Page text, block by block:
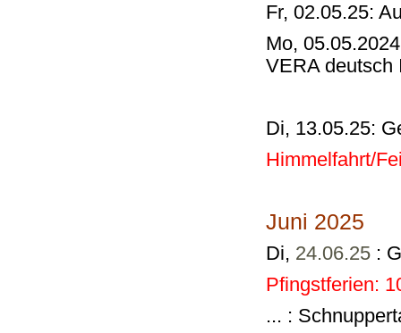
Fr, 02.05.25:
Mo,
VERA deutsch
Di, 13.05.25:
Himmelfahrt/
Juni 2025
Di, 24.06.25 :
Pfingstferien:
... :